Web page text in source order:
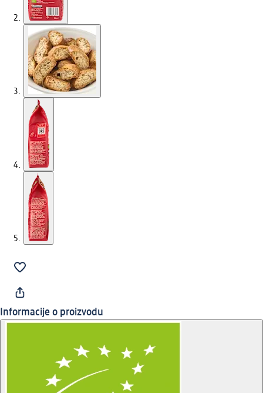
Informacije o proizvodu